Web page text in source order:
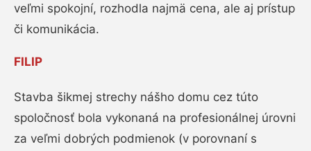
veľmi spokojní, rozhodla najmä cena, ale aj prístup
či komunikácia.
FILIP
Stavba šikmej strechy nášho domu cez túto
spoločnosť bola vykonaná na profesionálnej úrovni
za veľmi dobrých podmienok (v porovnaní s